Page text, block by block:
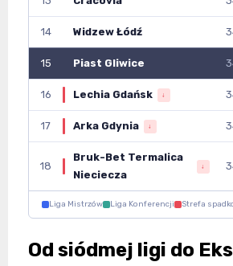
14 Widzew Łódź
15 Piast Gliwice
16 Lechia Gdańsk ↓
17 Arka Gdynia ↓
18
Bruk-Bet Termalica
Nieciecza
↓
Liga Mistrzów Liga Konferencji Strefa
Od siódmej ligi do